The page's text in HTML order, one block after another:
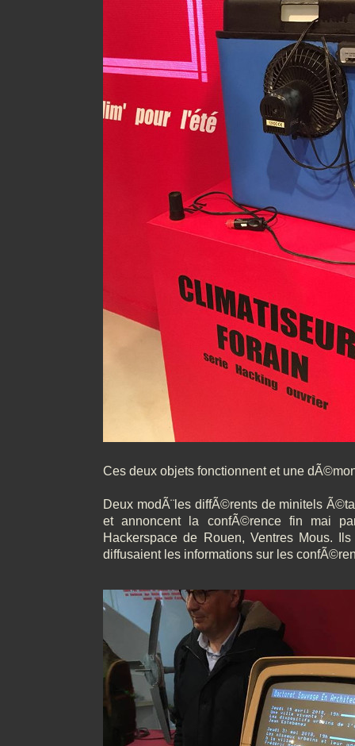
Ces deux objets fonctionnent et une
Deux modÃ¨les diffÃ©rents de minitels
et annoncent la confÃ©rence fin mai
Hackerspace de Rouen, Ventres Mous.
diffusaient les informations sur les